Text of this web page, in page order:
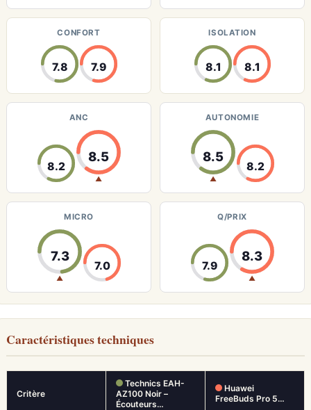
CONFORT
7.8 7.9
ISOLATION
8.1 8.1
ANC
8.2
8.5
▲
AUTONOMIE
8.5
▲
8.2
MICRO
7.3
▲
7.0
Q/PRIX
7.9
8.3
▲
Caractéristiques techniques
Critère
Technics EAH-
AZ100 Noir –
Écouteurs…
Huawei
FreeBuds Pro 5…